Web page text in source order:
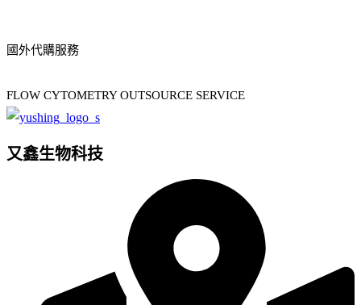
國外代購服務
FLOW CYTOMETRY OUTSOURCE SERVICE
又鑫生物科技